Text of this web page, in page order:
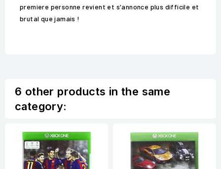
premiere personne revient et s'annonce plus difficile et
brutal que jamais !
6 other products in the same
category: